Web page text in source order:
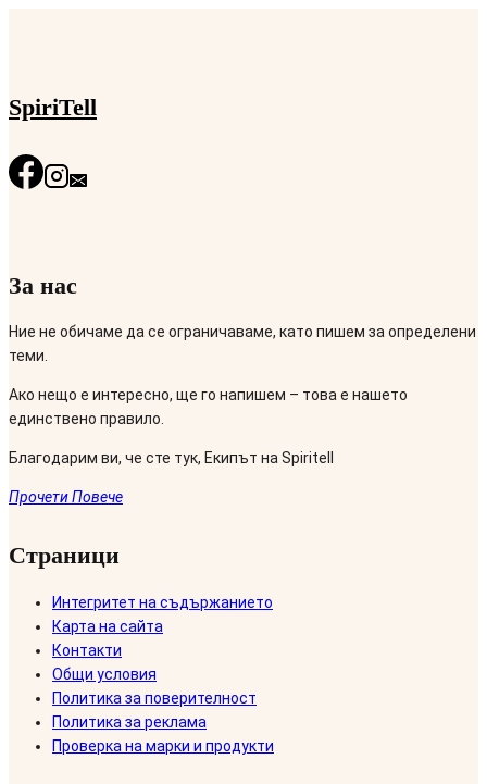
SpiriTell
За нас
Ние не обичаме да се ограничаваме, като пишем за определени
теми.
Ако нещо е интересно, ще го напишем – това е нашето
единствено правило.
Благодарим ви, че сте тук, Екипът на Spiritell
Прочети Повече
Страници
Интегритет на съдържанието
Карта на сайта
Контакти
Общи условия
Политика за поверителност
Политика за реклама
Проверка на марки и продукти